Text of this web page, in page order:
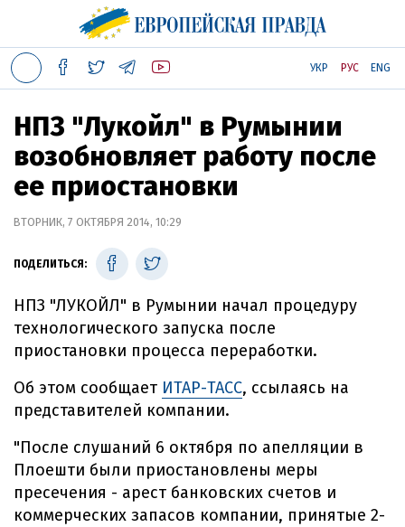
УКР РУС ENG
НПЗ "Лукойл" в Румынии
возобновляет работу после
ее приостановки
ВТОРНИК, 7 ОКТЯБРЯ 2014, 10:29
ПОДЕЛИТЬСЯ:
НПЗ "ЛУКОЙЛ" в Румынии начал процедуру
технологического запуска после
приостановки процесса переработки.
Об этом сообщает ИТАР-ТАСС, ссылаясь на
представителей компании.
"После слушаний 6 октября по апелляции в
Плоешти были приостановлены меры
пресечения - арест банковских счетов и
коммерческих запасов компании, принятые 2-